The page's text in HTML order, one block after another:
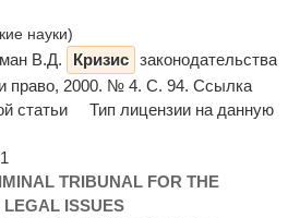
науки)
В.Д. Кризис законодательства
и право, 2000. № 4. С. 94. Ссылка
статьи Тип лицензии на данную
TRIBUNAL FOR THE
ISSUES